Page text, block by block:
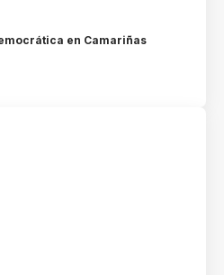
en Camariñas